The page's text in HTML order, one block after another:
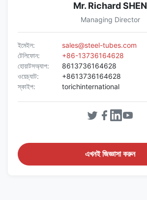
Mr. Richard SHEN
Managing Director
ইমেইল:
sales@steel-tubes.com
টেলিফোন:
+86-13736164628
হোয়াটসঅ্যাপ:
8613736164628
ওয়েচ্যাট:
+8613736164628
স্কাইপ:
torichinternational
এখনই জিজ্ঞাসা করুন